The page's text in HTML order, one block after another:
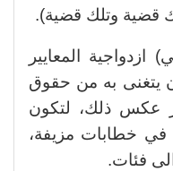
قضية وتلك قضية).
المعايير
يتغنى به من حقوق
عكس ذلك، لتكون
في خطابات مزيفة،
فئات.